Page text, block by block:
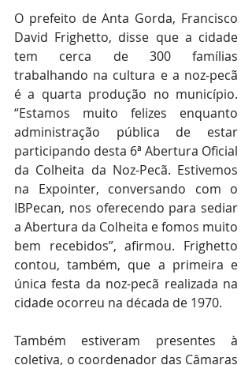
O prefeito de Anta Gorda, Francisco
David Frighetto, disse que a cidade
tem cerca de 300 famílias
trabalhando na cultura e a noz-pecã
é a quarta produção no município.
“Estamos muito felizes enquanto
administração pública de estar
participando desta 6ª Abertura Oficial
da Colheita da Noz-Pecã. Estivemos
na Expointer, conversando com o
IBPecan, nos oferecendo para sediar
a Abertura da Colheita e fomos muito
bem recebidos”, afirmou. Frighetto
contou, também, que a primeira e
única festa da noz-pecã realizada na
cidade ocorreu na década de 1970.
Também estiveram presentes à
coletiva, o coordenador das Câmaras